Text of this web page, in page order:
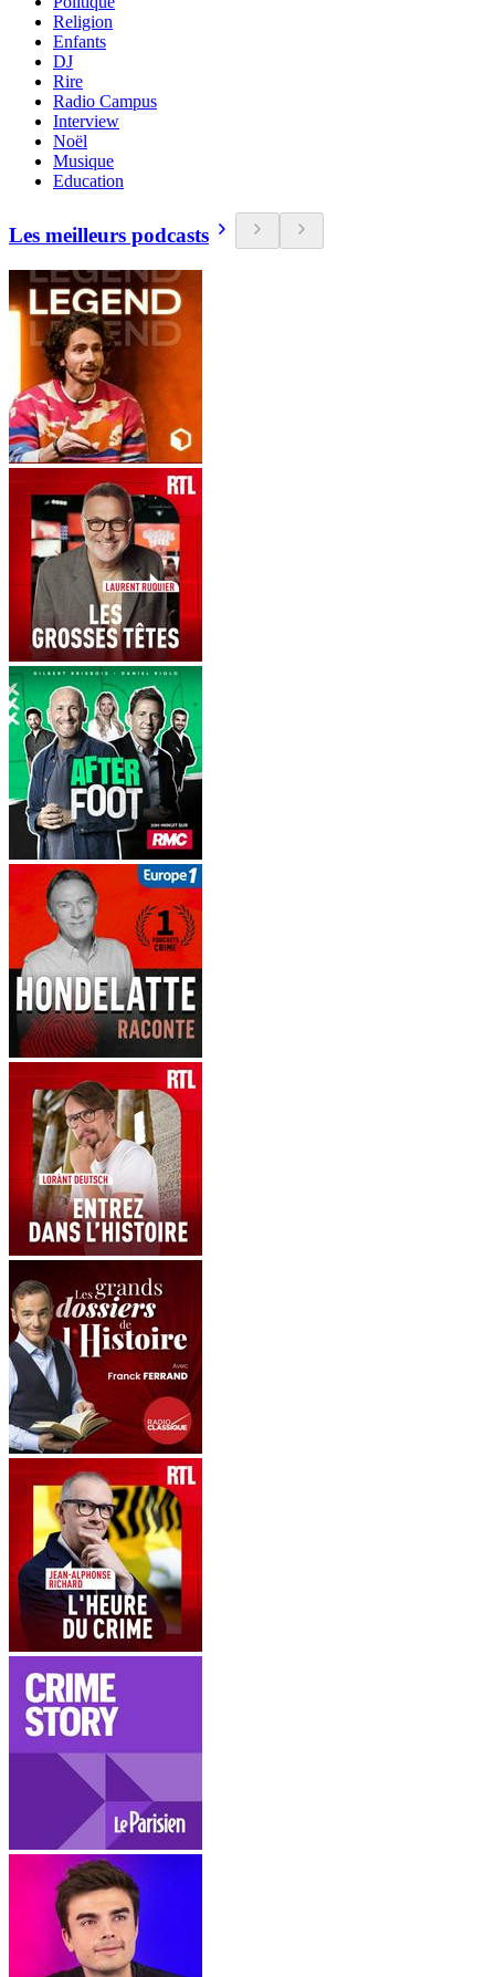
Religion
Enfants
DJ
Rire
Radio Campus
Interview
Noël
Musique
Education
Les meilleurs podcasts